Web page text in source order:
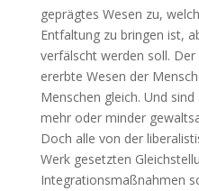
geprägtes Wesen zu,
Entfaltung zu bringen ist,
verfälscht werden soll.
ererbte Wesen der
Menschen gleich. Und
mehr oder minder
Doch alle von der
Werk gesetzten
Integrationsmaßnahmen